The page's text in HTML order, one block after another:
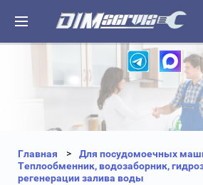
+7(812) 323-
+7(812) 327-
Главная
Для посудомоечных
Теплообменник, водозаборник,
регенерации залива воды